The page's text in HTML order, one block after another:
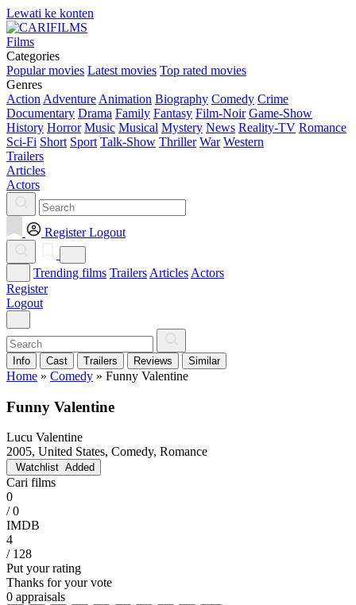
Lewati ke konten
Films
Categories
Popular movies Latest movies Top rated movies
Genres
Action Adventure Animation Biography Comedy Crime
Documentary Drama Family Fantasy Film-Noir Game-Show
History Horror Music Musical Mystery News Reality-TV Romance
Sci-Fi Short Sport Talk-Show Thriller War Western
Trailers
Articles
Actors
Register Logout
Trending films Trailers Articles Actors
Register
Logout
Info Cast Trailers Reviews Similar
Home » Comedy » Funny Valentine
Funny Valentine
Lucu Valentine
2005, United States, Comedy, Romance
Watchlist Added
Cari films
0
/ 0
IMDB
4
/ 128
Put your rating
Thanks for your vote
0 appraisals